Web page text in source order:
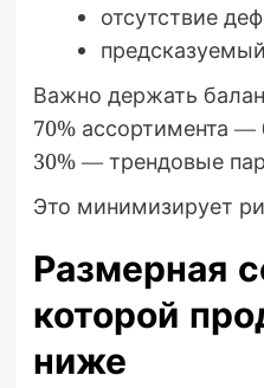
отсутствие
Важно держать
70% ассортимента
30% — трендовые
Это минимизирует
Размерная
которой
ниже